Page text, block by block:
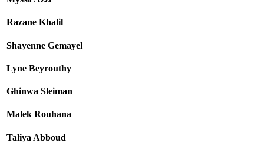
Razane Khalil
Shayenne Gemayel
Lyne Beyrouthy
Ghinwa Sleiman
Malek Rouhana
Taliya Abboud